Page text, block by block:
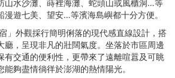
山水沙灘、蒔裡海灘、蛇頭山或風櫃洞…等
漫遊七美、望安…等濱海島嶼都十分方便。
」外觀採行簡明俐落的現代感直線設計，搭
廳，呈現非凡的壯闊氣度。坐落於市區周邊
有交通的便利性，更帶來了遠離喧囂及可眺
夠盡情徜徉於澎湖的熱情陽光。